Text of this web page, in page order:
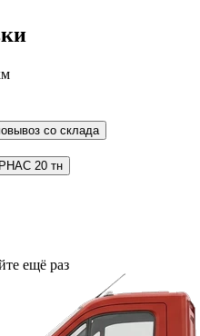
со склада
20 тн
ещё раз